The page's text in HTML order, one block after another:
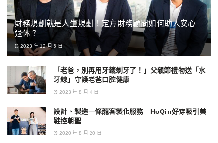
財務規劃就是人生規劃！定方財務顧問如何助人安心
退休？
2023 年 12 月 6 日
「老爸，別再用牙籤剃牙了！」父親節禮物送「水
牙線」守護老爸口腔健康
2023 年 8 月 4 日
設計、製造一條龍客製化服務 HoQin好穿吸引美
鞋控朝聖
2020 年 8 月 20 日